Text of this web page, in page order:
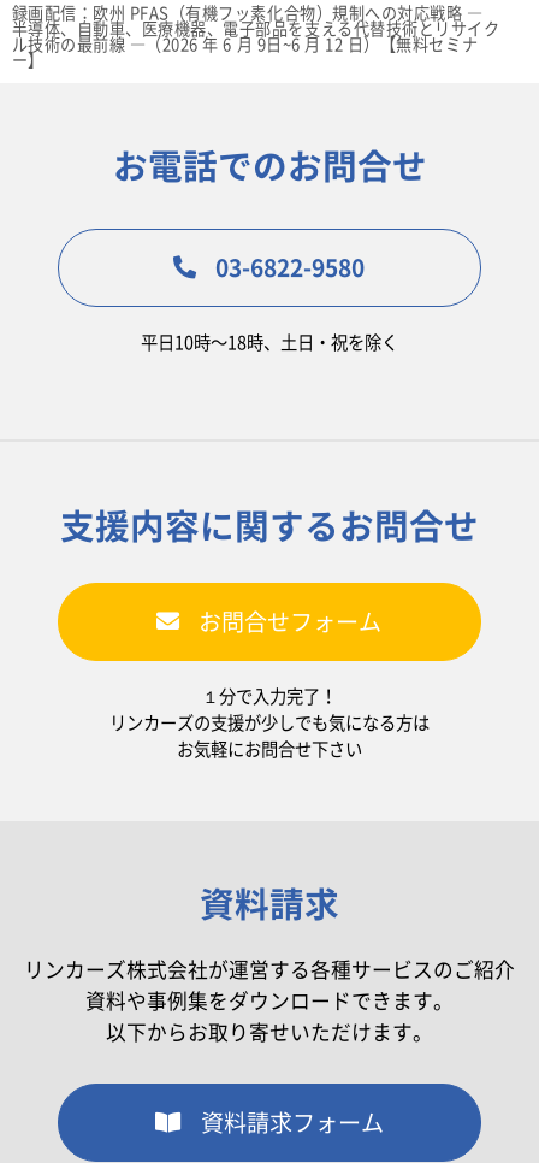
録画配信：欧州 PFAS（有機フッ素化合物）規制への対応戦略 ―
半導体、自動車、医療機器、電子部品を支える代替技術とリサイク
ル技術の最前線 ―（2026 年 6 月 9日~6 月 12 日）【無料セミナ
ー】
お電話でのお問合せ
03-6822-9580
平日10時〜18時、土日・祝を除く
支援内容に関するお問合せ
お問合せフォーム
１分で入力完了！
リンカーズの支援が少しでも気になる方は
お気軽にお問合せ下さい
資料請求
リンカーズ株式会社が運営する各種サービスのご紹介
資料や事例集をダウンロードできます。
以下からお取り寄せいただけます。
資料請求フォーム